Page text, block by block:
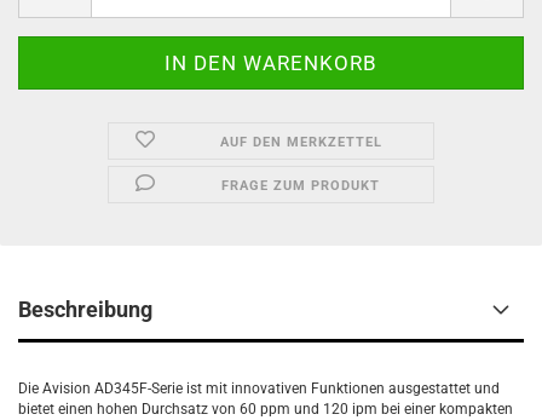
AUF DEN MERKZETTEL
FRAGE ZUM PRODUKT
Beschreibung
Die Avision AD345F-Serie ist mit innovativen Funktionen ausgestattet und
bietet einen hohen Durchsatz von 60 ppm und 120 ipm bei einer kompakten